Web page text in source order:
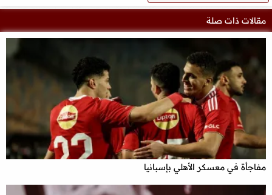
مقالات ذات صلة
مفاجأة في معسكر الأهلي بإسبانيا